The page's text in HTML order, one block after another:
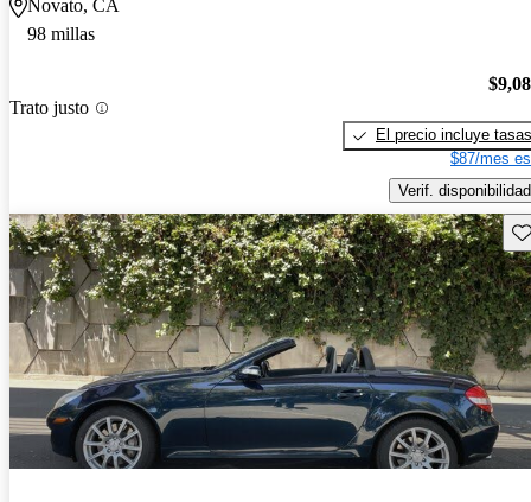
Novato, CA
98 millas
Trato justo
El precio incluye tasas
$87/mes
Verif. disponibilidad